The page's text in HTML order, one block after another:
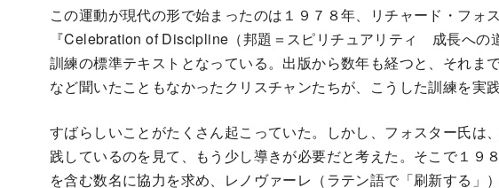
この運動が現代の形で始まったのは１９７８年、リチャード・フォ
『Celebration of Discipline（邦題＝スピリチュアリティ 成長への
訓練の標準テキストとなっている。出版から数年も経つと、それま
など聞いたこともなかったクリスチャンたちが、こうした訓練を実
すばらしいことがたくさん起こっていた。しかし、フォスター氏は
践しているのを見て、もう少し導きが必要だと考えた。そこで１９
を含む数名に協力を求め、レノヴァーレ（ラテン語で「刷新する」